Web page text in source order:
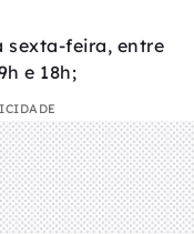
sexta-feira, entre
e 18h;